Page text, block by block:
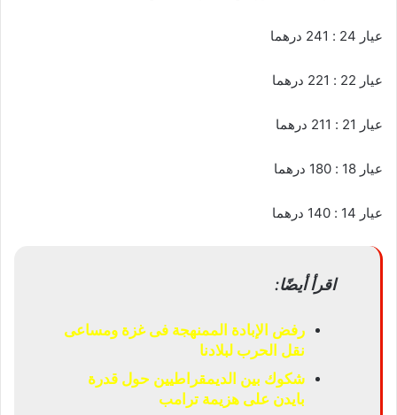
عيار 24 : 241 درهما
عيار 22 : 221 درهما
عيار 21 : 211 درهما
عيار 18 : 180 درهما
عيار 14 : 140 درهما
اقرأ أيضًا:
رفض الإبادة الممنهجة فى غزة ومساعى
نقل الحرب لبلادنا
شكوك بين الديمقراطيين حول قدرة
بايدن على هزيمة ترامب